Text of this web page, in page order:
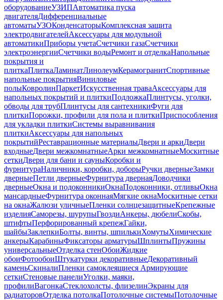
оборудованиеУЗИПАвтоматика пуска
двигателяДифференциальные
автоматыУЗОКонденсаторыКомплексная защита
электродвигателейАксессуары для модульной
автоматикиПриборы учетаСчетчики газаСчетчики
электроэнергииСчетчики водыРемонт и отделкаНапольные
покрытия и
плиткаПлиткаЛаминатЛинолеумКерамогранитСпортивные
напольные покрытияВиниловые
полыКовролинПаркетИскусственная траваАксессуары для
напольных покрытий и плиткиПодложкаПлинтусы, уголки,
обводы для трубПлинтусы для сантехникиФуги для
плиткиПорожки, профили для пола и плиткиПриспособления
для укладки плиткиСистемы выравнивания
плиткиАксессуары для напольных
покрытийРеставрационные материалыДвери и аркиДвери
входныеДвери межкомнатныеАрки межкомнатныеМоскитные
сеткиДвери для бани и сауныКоробки и
фурнитураНаличники, коробки, доборыРучки дверныеЗамки
дверныеПетли дверныеФурнитура двернаяДоводчики
дверныеОкна и подоконникиОкнаПодоконники, отливыОкна
мансардныеФурнитура оконнаяМягкие окнаМоскитные сетки
на окнаЖалюзи уличныеПленки солнцезащитныеКрепежные
изделияСаморезы, шурупыГвоздиАнкеры, дюбелиСкобы,
штифтыПерфорированный крепежГайки,
шайбыЗаклепкиБолты, винты, шпилькиХомутыХимические
анкерыКарабиныФиксаторы арматурыШплинтыПружины
универсальныеОтделка стенОбоиЖидкие
обоиФотообоиШтукатурки декоративныеДекоративный
каменьСкиналиПленки самоклеящиеся Армирующие
сеткиСтеновые панелиУголки, маяки,
профилиВагонкаСтеклохолсты, флизелинЭкраны для
радиаторовОтделка потолкаПотолочные системыПотолочные